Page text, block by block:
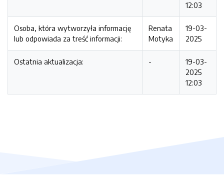
12:03
Osoba, która wytworzyła informację
lub odpowiada za treść informacji:
Renata
Motyka
19-03-
2025
Ostatnia aktualizacja: -
19-03-
2025
12:03